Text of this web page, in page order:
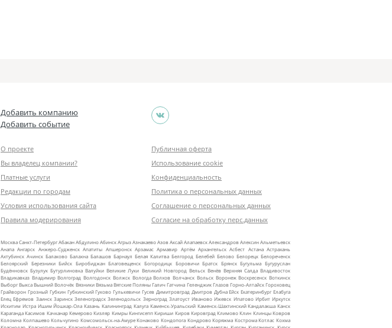
Добавить компанию
Добавить событие
О проекте
Вы владелец компании?
Платные услуги
Редакции по городам
Условия использования сайта
Правила модерирования
Публичная оферта
Использование cookie
Конфиденциальность
Политика о персональных данных
Соглашение о персональных данных
Согласие на обработку перс.данных
МоскваСанкт‑ПетербургАбаканАбдулиноАбинскАгрызАзнакаевоАзовАксайАлапаевскАлександровАлексинАльметьевск
Анапа Ангарск Анжеро‑Судженск Апатиты Апшеронск Арзамас Армавир Артём Архангельск Асбест Астана Астрахань
Ахтубинск Ачинск Балаково Балахна Балашов Барнаул Белая Калитва Белгород Белебей Белово Белорецк Белореченск
Белоярский Березники Бийск Биробиджан Благовещенск Богородицк Боровичи Братск Брянск Бугульма Бугуруслан
Будённовск Бузулук Бутурлиновка Валуйки Великие Луки Великий Новгород Вельск Венёв Верхняя Салда Владивосток
Владикавказ Владимир Волгоград Волгодонск Волжск Вологда Волхов Волчанск Вольск Воронеж Воскресенск Воткинск
ВыборгВыкса Вышний Волочёк Вязники Вязьма Вятские Поляны Галич Гатчина Геленджик Глазов Горно‑АлтайскГороховец
Грайворон Грозный Губкин Губкинский Гуково Гулькевичи Гусев Димитровград Дмитров Дубна Ейск Екатеринбург Елабуга
Елец Ефремов Заинск Заринск Зеленоградск Зеленодольск Зерноград Златоуст Иваново Ижевск Ипатово Ирбит Иркутск
Искитим Истра Ишим Йошкар‑Ола Казань Калининград Калуга Каменск‑Уральский Каменск‑Шахтинский Кандалакша Канск
Караганда Касимов Качканар Кемерово Кизляр Кимры Кингисепп Кириши Киров Кировград Климово Клин Клинцы Ковров
Коломна Колпашево Кольчугино Комсомольск‑на‑Амуре Конаково Кондопога Кондрово Коряжма Кострома Котлас Кохма